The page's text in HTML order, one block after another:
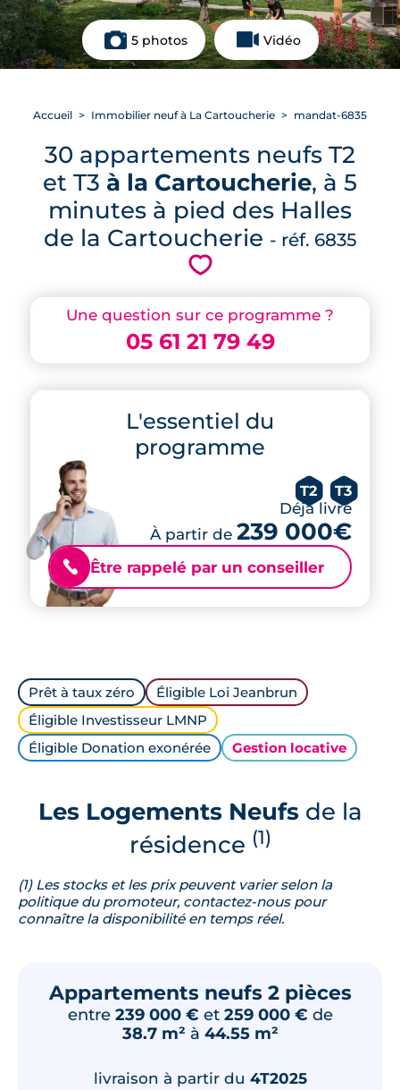
5 photos Vidéo
Une question sur ce programme ?
05 61 21 79 49
L'essentiel du
programme
T2 T3
Déjà livré
À partir de 239 000€
📞 Être rappelé par un conseiller
Accueil Immobilier neuf à La Cartoucherie mandat-6835
30 appartements neufs T2
et T3 à la Cartoucherie, à 5
minutes à pied des Halles
de la Cartoucherie - réf. 6835
💗
Prêt à taux zéro
Éligible Loi Jeanbrun
Éligible Investisseur LMNP
Éligible Donation exonérée
Gestion locative
Les Logements Neufsde la
résidence (1)
(1) Les stocks et les prix peuvent varier selon la
politique du promoteur, contactez-nous pour
connaître la disponibilité en temps réel.
Appartements neufs 2 pièces
entre 239 000 € et 259 000 € de
38.7 m² à 44.55 m²
livraison à partir du 4T2025